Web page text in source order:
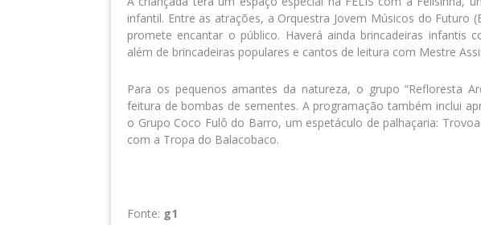
infantil. Entre as atrações, a Orquestra Jovem Músicos do Futuro
promete encantar o público. Haverá ainda brincadeiras infantis
além de brincadeiras populares e cantos de leitura com Mestre
Para os pequenos amantes da natureza, o grupo “Refloresta
feitura de bombas de sementes. A programação também inclui
o Grupo Coco Fulô do Barro, um espetáculo de palhaçaria:
com a Tropa do Balacobaco.
Fonte: g1